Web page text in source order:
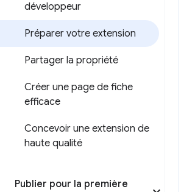
développeur
Préparer votre extension
Partager la propriété
Créer une page de fiche
efficace
Concevoir une extension de
haute qualité
Publier pour la première